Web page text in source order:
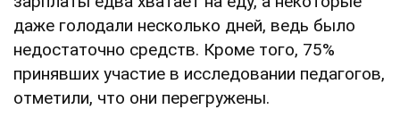
даже голодали несколько дней, ведь было
недостаточно средств. Кроме того, 75%
принявших участие в исследовании педагогов,
отметили, что они перегружены.